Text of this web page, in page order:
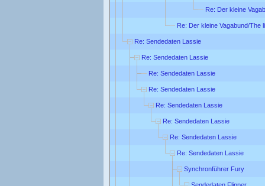
Re: Der kleine
Re: Der kleine Vagabund/The
Re: Sendedaten Lassie
Re: Sendedaten Lassie
Re: Sendedaten Lassie
Re: Sendedaten Lassie
Re: Sendedaten Lassie
Re: Sendedaten Lassie
Re: Sendedaten Lassie
Re: Sendedaten Lassie
Synchronführer Fury